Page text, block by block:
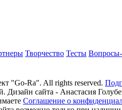
Творчество Тесты
"Go-Ra". All rights reserved.
Дизайн сайта - Анастасия
Соглашение о